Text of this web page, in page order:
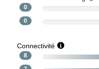
0
0
Connectivité
8